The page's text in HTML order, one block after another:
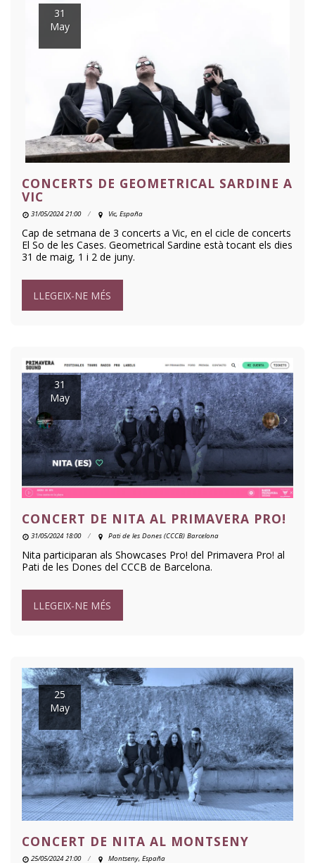
31
May
CONCERTS DE GEOMETRICAL SARDINE A
VIC
31/05/2024 21:00 Vic, España
Cap de setmana de 3 concerts a Vic, en el cicle de concerts
El So de les Cases. Geometrical Sardine està tocant els dies
31 de maig, 1 i 2 de juny.
LLEGEIX-NE MÉS
31
May
CONCERT DE NITA AL PRIMAVERA PRO!
31/05/2024 18:00 Pati de les Dones (CCCB) Barcelona
Nita participaran als Showcases Pro! del Primavera Pro! al
Pati de les Dones del CCCB de Barcelona.
LLEGEIX-NE MÉS
25
May
CONCERT DE NITA AL MONTSENY
25/05/2024 21:00 Montseny, España